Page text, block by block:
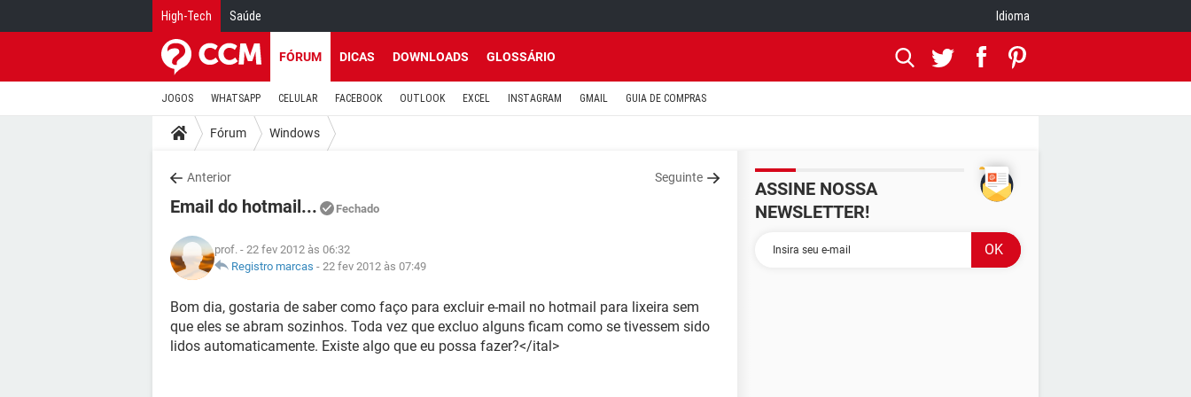
High-Tech Saúde Idioma
FÓRUM DICAS DOWNLOADS GLOSSÁRIO
JOGOS WHATSAPP CELULAR FACEBOOK OUTLOOK EXCEL INSTAGRAM GMAIL GUIA DE COMPRAS
Fórum Windows
Anterior Seguinte
Email do hotmail... Fechado
prof. - 22 fev 2012 às 06:32
Registro marcas - 22 fev 2012 às 07:49
Bom dia, gostaria de saber como faço para excluir e-mail no hotmail para lixeira sem
que eles se abram sozinhos. Toda vez que excluo alguns ficam como se tivessem sido
lidos automaticamente. Existe algo que eu possa fazer?</ital>
ASSINE NOSSA
NEWSLETTER!